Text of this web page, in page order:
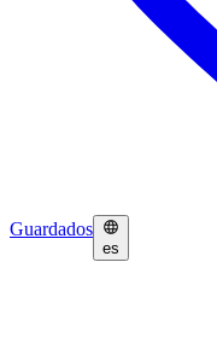
Guardados
es